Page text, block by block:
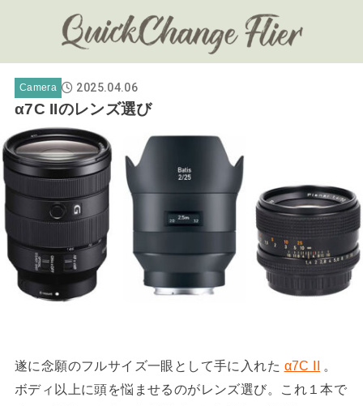
Camera 2025.04.06
α7C IIのレンズ選び
遂に念願のフルサイズ一眼として手に入れた α7C II 。
ボディ以上に頭を悩ませるのがレンズ選び。これ１本で